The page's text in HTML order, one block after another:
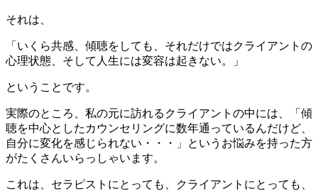
それは、
「いくら共感、傾聴をしても、それだけではクライアントの
心理状態、そして人生には変容は起きない。」
ということです。
実際のところ、私の元に訪れるクライアントの中には、「傾
聴を中心としたカウンセリングに数年通っているんだけど、
自分に変化を感じられない・・・」というお悩みを持った方
がたくさんいらっしゃいます。
これは、セラピストにとっても、クライアントにとっても、